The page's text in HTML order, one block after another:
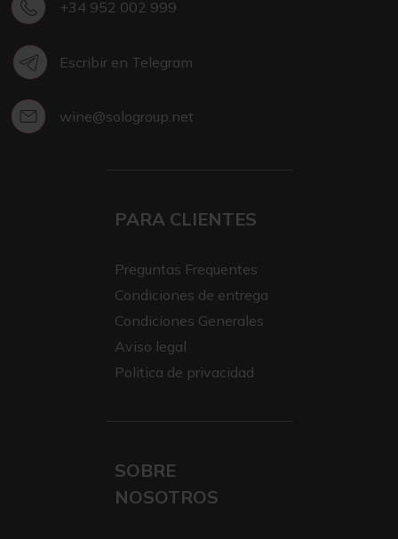
+34 952 002 999
Escribir en Telegram
wine@sologroup.net
PARA CLIENTES
Preguntas Frequentes
Condiciones de entrega
Condiciones Generales
Aviso legal
Politica de privacidad
SOBRE
NOSOTROS